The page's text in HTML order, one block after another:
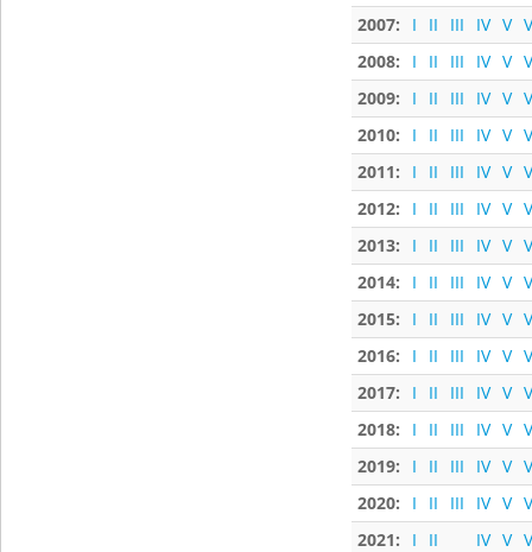
2007:
I II III IV V
2008:
I II III IV V
2009:
I II III IV V
2010:
I II III IV V
2011:
I II III IV V
2012:
I II III IV V
2013:
I II III IV V
2014:
I II III IV V
2015:
I II III IV V
2016:
I II III IV V
2017:
I II III IV V
2018:
I II III IV V
2019:
I II III IV V
2020:
I II III IV V
2021:
I II IV V